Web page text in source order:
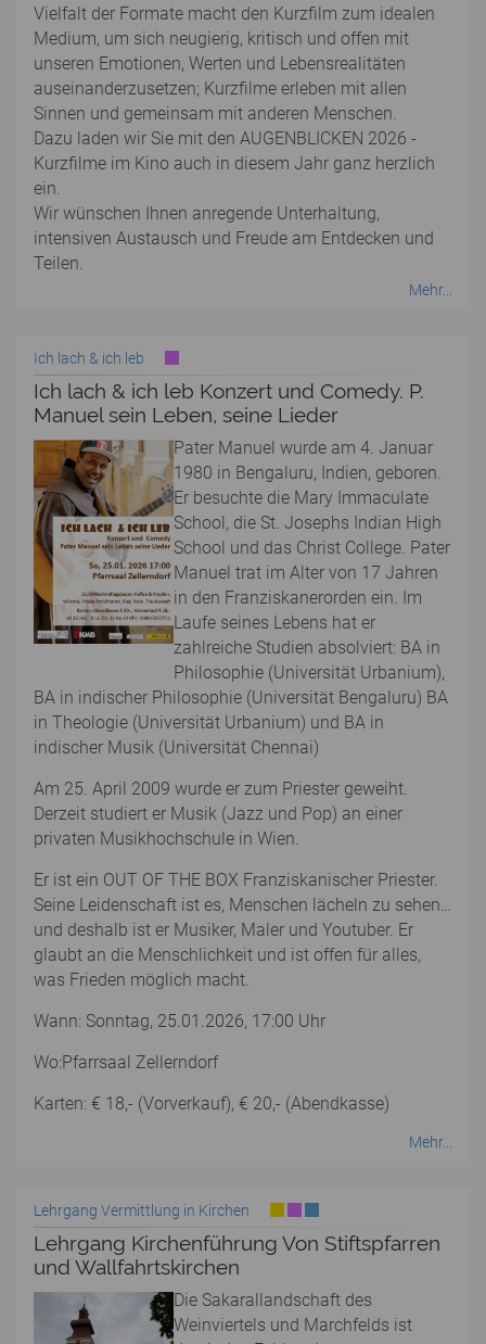
Vielfalt der Formate macht den Kurzfilm zum idealen
Medium, um sich neugierig, kritisch und offen mit
unseren Emotionen, Werten und Lebensrealitäten
auseinanderzusetzen; Kurzfilme erleben mit allen
Sinnen und gemeinsam mit anderen Menschen.
Dazu laden wir Sie mit den AUGENBLICKEN 2026 -
Kurzfilme im Kino auch in diesem Jahr ganz herzlich
ein.
Wir wünschen Ihnen anregende Unterhaltung,
intensiven Austausch und Freude am Entdecken und
Teilen.
Mehr...
Ich lach & ich leb
Ich lach & ich leb Konzert und Comedy. P.
Manuel sein Leben, seine Lieder
Pater Manuel wurde am 4. Januar
1980 in Bengaluru, Indien, geboren.
Er besuchte die Mary Immaculate
School, die St. Josephs Indian High
School und das Christ College. Pater
Manuel trat im Alter von 17 Jahren
in den Franziskanerorden ein. Im
Laufe seines Lebens hat er
zahlreiche Studien absolviert: BA in
Philosophie (Universität Urbanium),
BA in indischer Philosophie (Universität Bengaluru) BA
in Theologie (Universität Urbanium) und BA in
indischer Musik (Universität Chennai)
Am 25. April 2009 wurde er zum Priester geweiht.
Derzeit studiert er Musik (Jazz und Pop) an einer
privaten Musikhochschule in Wien.
Er ist ein OUT OF THE BOX Franziskanischer Priester.
Seine Leidenschaft ist es, Menschen lächeln zu sehen…
und deshalb ist er Musiker, Maler und Youtuber. Er
glaubt an die Menschlichkeit und ist offen für alles,
was Frieden möglich macht.
Wann: Sonntag, 25.01.2026, 17:00 Uhr
Wo:Pfarrsaal Zellerndorf
Karten: € 18,- (Vorverkauf), € 20,- (Abendkasse)
Mehr...
Lehrgang Vermittlung in Kirchen
Lehrgang Kirchenführung Von Stiftspfarren
und Wallfahrtskirchen
Die Sakarallandschaft des
Weinviertels und Marchfelds ist